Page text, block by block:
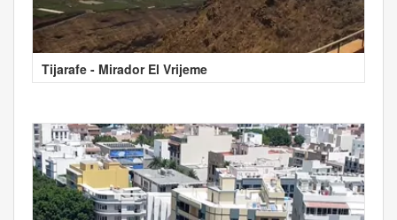
Tijarafe - Mirador El Vrijeme